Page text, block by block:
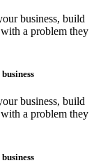
business, build
a problem they
business, build
a problem they